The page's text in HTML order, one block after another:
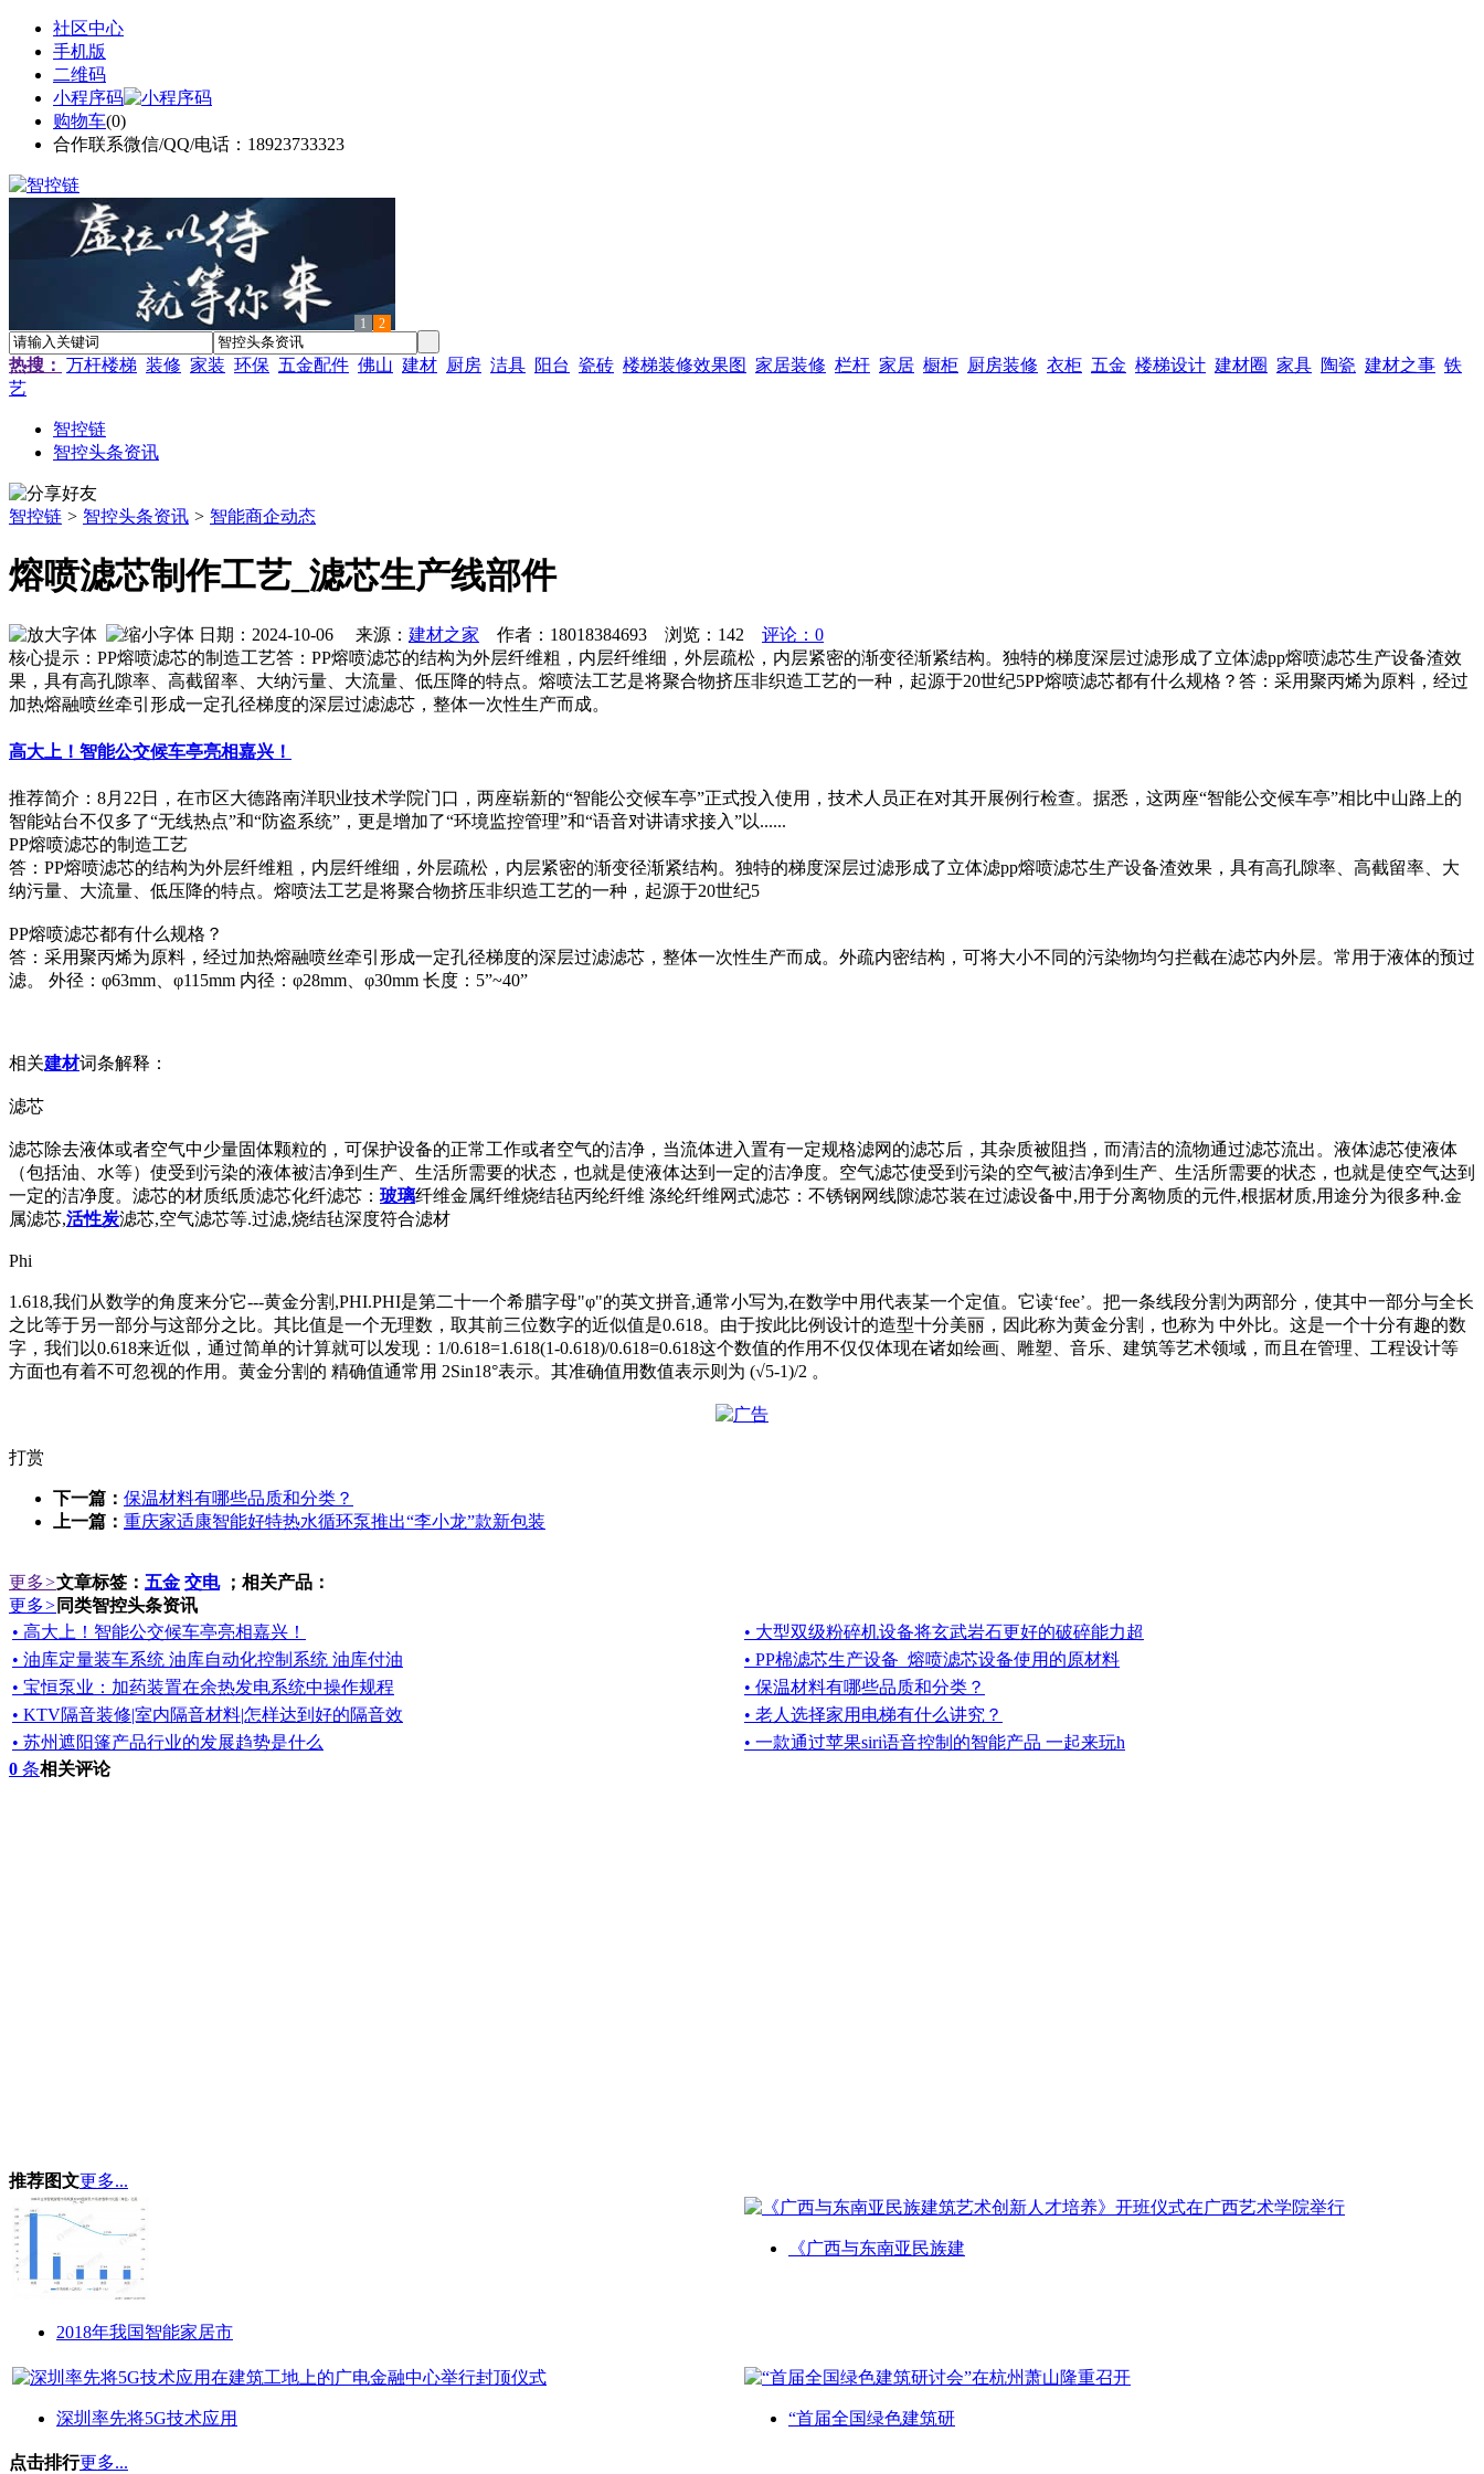
社区中心
手机版
二维码
小程序码
购物车(0)
合作联系微信/QQ/电话：18923733323
1 2
热搜： 万杆楼梯 装修 家装 环保 五金配件 佛山 建材 厨房 洁具 阳台 瓷砖 楼梯装修效果图 家居装修 栏杆 家居 橱柜 厨房装修 衣柜 五金 楼梯设计 建材圈 家具 陶瓷 建材之事 铁
艺
智控链
智控头条资讯
智控链 > 智控头条资讯 > 智能商企动态
熔喷滤芯制作工艺_滤芯生产线部件
日期：2024-10-06 来源： 建材之家 作者：18018384693 浏览： 142
评论：0
核心提示：PP熔喷滤芯的制造工艺答：PP熔喷滤芯的结构为外层纤维粗，内层纤维细，外层疏松，内层紧密的渐变径渐紧结构。独特的梯度深层过滤形成了立体滤pp熔喷滤芯生产设备渣效
果，具有高孔隙率、高截留率、大纳污量、大流量、低压降的特点。熔喷法工艺是将聚合物挤压非织造工艺的一种，起源于20世纪5PP熔喷滤芯都有什么规格？答：采用聚丙烯为原料，经过
加热熔融喷丝牵引形成一定孔径梯度的深层过滤滤芯，整体一次性生产而成。
高大上！智能公交候车亭亮相嘉兴！
推荐简介：8月22日，在市区大德路南洋职业技术学院门口，两座崭新的“智能公交候车亭”正式投入使用，技术人员正在对其开展例行检查。据悉，这两座“智能公交候车亭”相比中山路上的
智能站台不仅多了“无线热点”和“防盗系统”，更是增加了“环境监控管理”和“语音对讲请求接入”以......
PP熔喷滤芯的制造工艺
答：PP熔喷滤芯的结构为外层纤维粗，内层纤维细，外层疏松，内层紧密的渐变径渐紧结构。独特的梯度深层过滤形成了立体滤pp熔喷滤芯生产设备渣效果，具有高孔隙率、高截留率、大
纳污量、大流量、低压降的特点。熔喷法工艺是将聚合物挤压非织造工艺的一种，起源于20世纪5
PP熔喷滤芯都有什么规格？
答：采用聚丙烯为原料，经过加热熔融喷丝牵引形成一定孔径梯度的深层过滤滤芯，整体一次性生产而成。外疏内密结构，可将大小不同的污染物均匀拦截在滤芯内外层。常用于液体的预过
滤。 外径：φ63mm、φ115mm 内径：φ28mm、φ30mm 长度：5”~40”
相关建材词条解释：
滤芯
滤芯除去液体或者空气中少量固体颗粒的，可保护设备的正常工作或者空气的洁净，当流体进入置有一定规格滤网的滤芯后，其杂质被阻挡，而清洁的流物通过滤芯流出。液体滤芯使液体
（包括油、水等）使受到污染的液体被洁净到生产、生活所需要的状态，也就是使液体达到一定的洁净度。空气滤芯使受到污染的空气被洁净到生产、生活所需要的状态，也就是使空气达到
一定的洁净度。滤芯的材质纸质滤芯化纤滤芯： 玻璃纤维金属纤维烧结毡丙纶纤维 涤纶纤维网式滤芯：不锈钢网线隙滤芯装在过滤设备中,用于分离物质的元件,根据材质,用途分为很多种.金
属滤芯,活性炭滤芯,空气滤芯等.过滤,烧结毡深度符合滤材
Phi
1.618,我们从数学的角度来分它---黄金分割,PHI.PHI是第二十一个希腊字母"φ"的英文拼音,通常小写为,在数学中用代表某一个定值。它读‘fee’。把一条线段分割为两部分，使其中一部分与全长
之比等于另一部分与这部分之比。其比值是一个无理数，取其前三位数字的近似值是0.618。由于按此比例设计的造型十分美丽，因此称为黄金分割，也称为 中外比。这是一个十分有趣的数
字，我们以0.618来近似，通过简单的计算就可以发现：1/0.618=1.618(1-0.618)/0.618=0.618这个数值的作用不仅仅体现在诸如绘画、雕塑、音乐、建筑等艺术领域，而且在管理、工程设计等
方面也有着不可忽视的作用。黄金分割的 精确值通常用 2Sin18°表示。其准确值用数值表示则为 (√5-1)/2 。
打赏
下一篇： 保温材料有哪些品质和分类？
上一篇： 重庆家适康智能好特热水循环泵推出“李小龙”款新包装
更多>文章标签： 五金 交电；相关产品：
更多> 同类智控头条资讯
• 高大上！智能公交候车亭亮相嘉兴！
• 大型双级粉碎机设备将玄武岩石更好的破碎能力超
• 油库定量装车系统 油库自动化控制系统 油库付油
• PP棉滤芯生产设备_熔喷滤芯设备使用的原材料
• 宝恒泵业：加药装置在余热发电系统中操作规程
• 保温材料有哪些品质和分类？
• KTV隔音装修|室内隔音材料|怎样达到好的隔音效
• 老人选择家用电梯有什么讲究？
• 苏州遮阳篷产品行业的发展趋势是什么
• 一款通过苹果siri语音控制的智能产品 一起来玩h
0 条相关评论
推荐图文更多...
2018年我国智能家居市
《广西与东南亚民族建
深圳率先将5G技术应用 “首届全国绿色建筑研
点击排行更多...